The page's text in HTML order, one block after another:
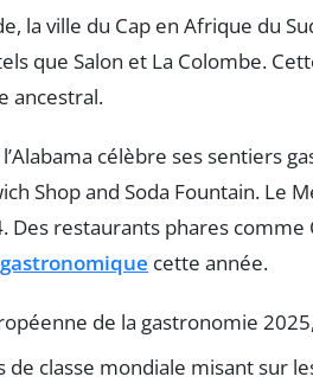
la ville du Cap en Afrique du
que Salon et La Colombe.
ancestral.
célèbre ses sentiers
Shop and Soda Fountain.
Des restaurants phares
gastronomique cette année.
de la gastronomie
de classe mondiale misant sur